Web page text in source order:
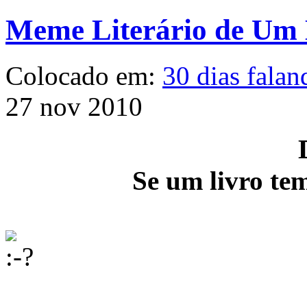
Meme Literário de Um
Colocado em: 30 dias
27 nov 2010
Se um livro